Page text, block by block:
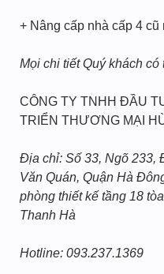
+ Nâng cấp nhà cấp 4 cũ
Mọi chi tiết Quý khách
CÔNG TY TNHH ĐẦU
TRIỂN THƯƠNG MẠI
Địa chỉ: Số 33, Ngõ 233,
Văn Quán, Quận Hà
phòng thiết kế tầng 18
Thanh Hà
Hotline: 093.237.1369